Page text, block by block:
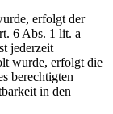
erfolgt der
6 Abs. 1 lit. a
jederzeit
wurde, erfolgt die
berechtigten
in den